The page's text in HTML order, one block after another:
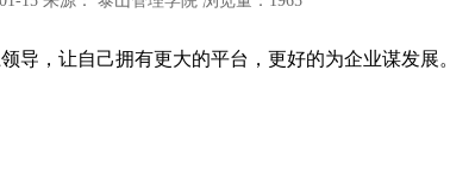
导，让自己拥有更大的平台，更好的为企业谋发展。